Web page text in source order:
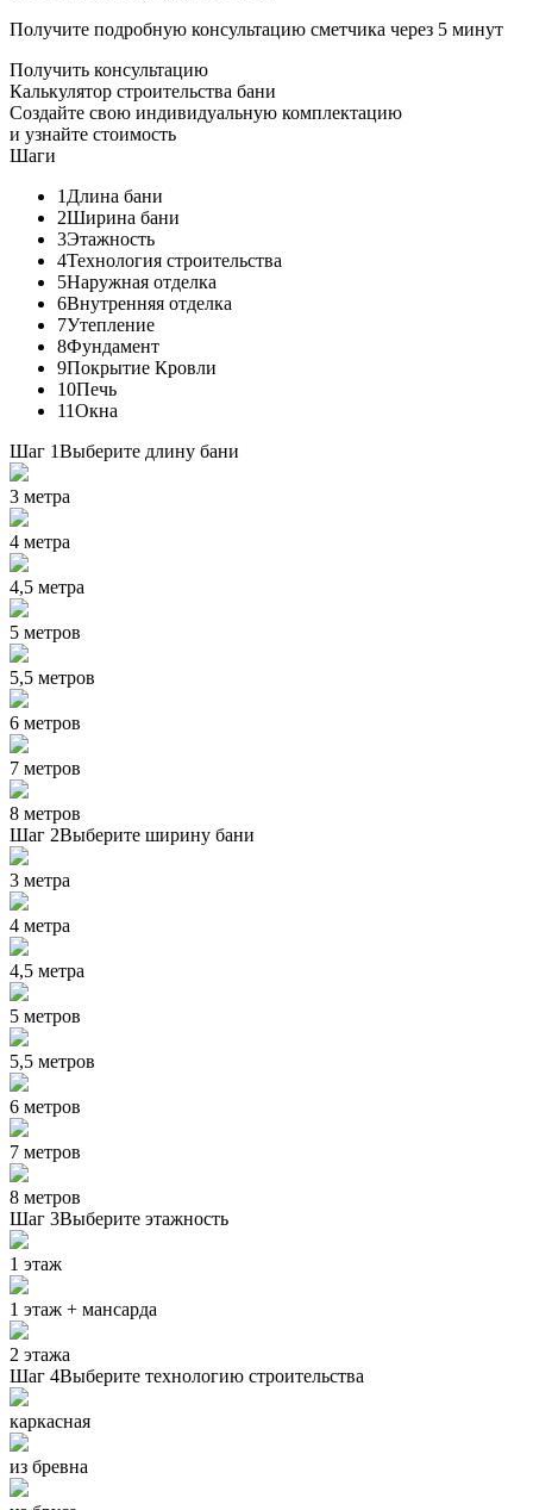
Получите подробную консультацию сметчика через 5 минут
Получить консультацию
Калькулятор строительства бани
Создайте свою индивидуальную комплектацию
и узнайте стоимость
Шаги
1 Длина бани
2Ширина бани
3Этажность
4Технология строительства
5Наружная отделка
6Внутренняя отделка
7Утепление
8Фундамент
9Покрытие Кровли
10Печь
11Окна
Шаг 1Выберите длину бани
3 метра
4 метра
4,5 метра
5 метров
5,5 метров
6 метров
7 метров
8 метров
Шаг 2Выберите ширину бани
3 метра
4 метра
4,5 метра
5 метров
5,5 метров
6 метров
7 метров
8 метров
Шаг 3Выберите этажность
1 этаж
1 этаж + мансарда
2 этажа
Шаг 4Выберите технологию строительства
каркасная
из бревна